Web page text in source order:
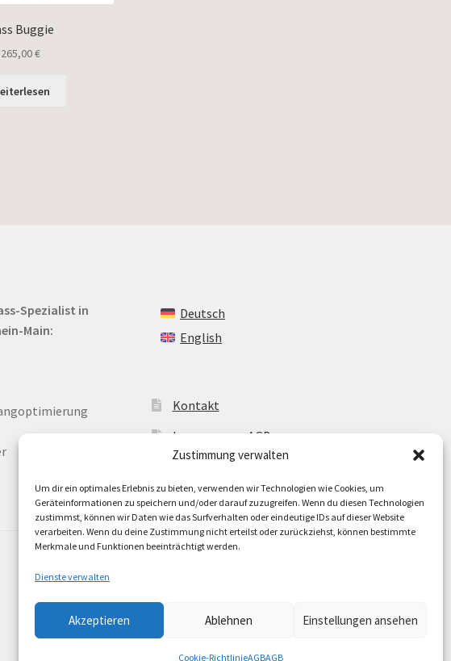
Zustimmung verwalten
Um dir ein optimales Erlebnis zu bieten, verwenden wir Technologien wie Cookies, um
Geräteinformationen zu speichern und/oder darauf zuzugreifen. Wenn du diesen Technologien
zustimmst, können wir Daten wie das Surfverhalten oder eindeutige IDs auf dieser Website
verarbeiten. Wenn du deine Zustimmung nicht erteilst oder zurückziehst, können bestimmte
Merkmale und Funktionen beeinträchtigt werden.
Dienste verwalten
Akzeptieren Ablehnen Einstellungen ansehen
Cookie-RichtlinieAGBAGB
Buggie
265,00€
Spezialist in
Main:
Deutsch
English
Kontakt
Impressum + AGB
Cookie-Richtlinie (EU)